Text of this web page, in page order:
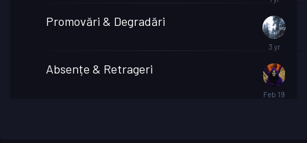
Promovări & Degradări
Absențe & Retrageri